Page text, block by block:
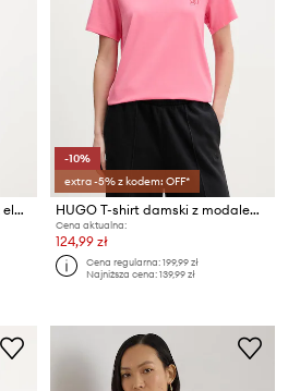
Guess damska bawełniana z elastanem BRIANA
-10%
extra -5% z kodem: OFF*
HUGO T-shirt damski z modalem CASUAL T-SHIRT
Cena aktualna:
124,99 zł
Cena regularna:199,99 zł
Najniższa cena:139,99 zł